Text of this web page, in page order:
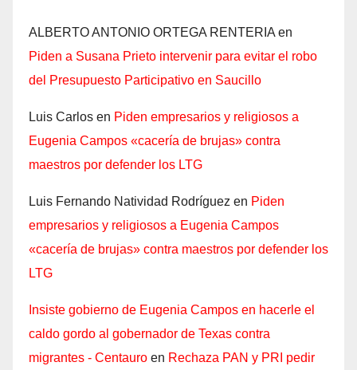
ALBERTO ANTONIO ORTEGA RENTERIA en
Piden a Susana Prieto intervenir para evitar el robo
del Presupuesto Participativo en Saucillo
Luis Carlos en Piden empresarios y religiosos a
Eugenia Campos «cacería de brujas» contra
maestros por defender los LTG
Luis Fernando Natividad Rodríguez en Piden
empresarios y religiosos a Eugenia Campos
«cacería de brujas» contra maestros por defender los
LTG
Insiste gobierno de Eugenia Campos en hacerle el
caldo gordo al gobernador de Texas contra
migrantes - Centauro en Rechaza PAN y PRI pedir